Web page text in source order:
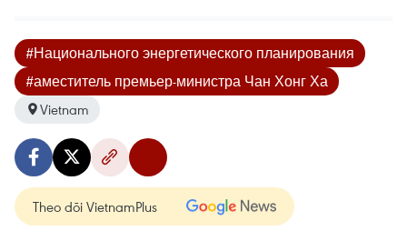
#Национального энергетического планирования
#аместитель премьер-министра Чан Хонг Ха
Vietnam
Theo dõi VietnamPlus